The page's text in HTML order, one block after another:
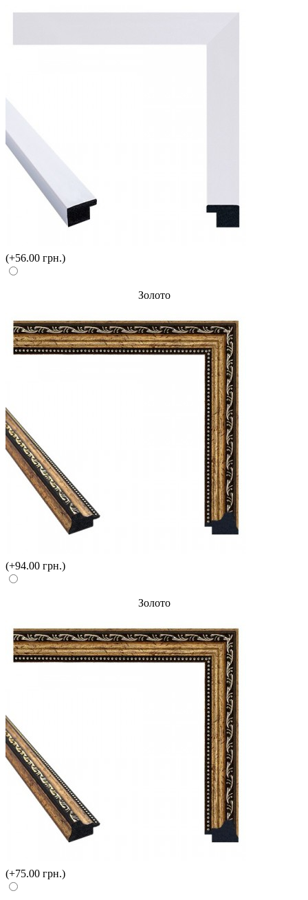
(+56.00 грн.)
Золото
(+94.00 грн.)
Золото
(+75.00 грн.)